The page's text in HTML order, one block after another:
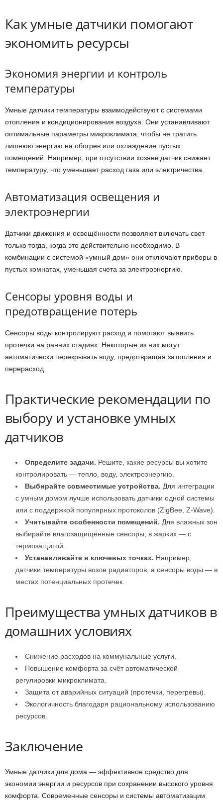
Как умные датчики помогают
экономить ресурсы
Экономия энергии и контроль
температуры
Умные датчики температуры взаимодействуют с системами
отопления и кондиционирования воздуха. Они устанавливают
оптимальные параметры микроклимата, чтобы не тратить
лишнюю энергию на обогрев или охлаждение пустых
помещений. Например, при отсутствии хозяев датчик снижает
температуру, что уменьшает расход газа или электричества.
Автоматизация освещения и
электроэнергии
Датчики движения и освещённости позволяют включать свет
только тогда, когда это действительно необходимо. В
комбинации с системой «умный дом» они отключают приборы в
пустых комнатах, уменьшая счета за электроэнергию.
Сенсоры уровня воды и
предотвращение потерь
Сенсоры воды контролируют расход и помогают выявить
протечки на ранних стадиях. Некоторые из них могут
автоматически перекрывать воду, предотвращая затопления и
перерасход.
Практические рекомендации по
выбору и установке умных
датчиков
Определите задачи. Решите, какие ресурсы вы хотите
контролировать — тепло, воду, электроэнергию.
Выбирайте совместимые устройства. Для интеграции
с умным домом лучше использовать датчики одной системы
или с поддержкой популярных протоколов (ZigBee, Z-Wave).
Учитывайте особенности помещений. Для влажных зон
выбирайте влагозащищённые сенсоры, в жарких — с
термозащитой.
Устанавливайте в ключевых точках. Например,
датчики температуры возле радиаторов, а сенсоры воды — в
местах потенциальных протечек.
Преимущества умных датчиков в
домашних условиях
Снижение расходов на коммунальные услуги.
Повышение комфорта за счёт автоматической
регулировки микроклимата.
Защита от аварийных ситуаций (протечки, перегревы).
Экологичность благодаря рациональному использованию
ресурсов.
Заключение
Умные датчики для дома — эффективное средство для
экономии энергии и ресурсов при сохранении высокого уровня
комфорта. Современные сенсоры и системы автоматизации